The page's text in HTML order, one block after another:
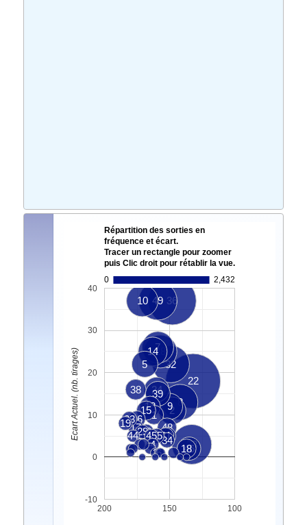
Répartition des sorties en
fréquence et écart.
Tracer un rectangle pour zoomer
puis Clic droit pour rétablir la vue.
0
2,432
22
36
33
49
32
8
28
7
10
14
2
5
9
24
39
46
12
38
1
15
18
48
16
26
31
1720
23
34
35
19
2945
4
44
36
200 150 100
-10
0
10
20
30
40
Ecart Actuel. (nb. tirages)